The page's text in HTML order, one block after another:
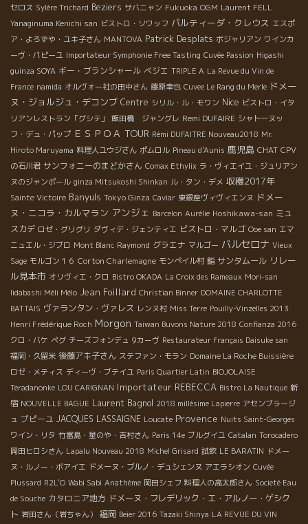
セロス Sylère Trichard Beziers サバニャン Fukuoka OGM Laurent FELL
Yanaginuma Kenichi san ビストロ・ソワッフ パルティーダ・クレウス エスポ
ア・よろずや・ユキ子さん MANTOVA Patrick Desplats ボジャリアン ワインカ
ーヴ・パピーユ Importateur Symphonie Free Tasting Cuvée Passion Higashi
guinza SOYA ギー・ブランシャール ベジエ TRIPLE A La Revue du Vin de
France namida オルヴォー社の田中さん 藤原幸也 Cuvee Le Rang du Merle ドメー
ヌ・ジョルジュ・デコンブ Centre シリル・ル・モワン Nice ビストロ・イタ
リアンレストラン「グシテ」
飯田橋 ジャングレ Remi DUFAIRE シャトーヌッ
フ・デュ・パップ ＥＳＰＯＡ TOUR Rémi DUFAITRE Nouveau2018 Mr.
Hiroto Maruyama 料理人ユウジさん ポムロル Pineau d'Aunis 鹿児島 CHAT CPV
の石川君 サンフォニーのまどかさん Comax Ethylix ラ・ヴィエイユ・ジュリアン
ヌのジャンポール ginza Mitsukoshi Shinkan ル・タン・デメ 収穫2017年
Sainte Victoire Banyuls Tokyo Ginza Caviar 東銀座ヴィヴィエンヌ ドメー
ヌ・ニコラ・カルマラン アンジェ Barcelon Aurélie Hoshikawa-san ミュ
スカデ ロゼ・グリグリ ダヴィデ・ジェンティエ ビストロ・マルゴ Ooe san エマ
ニュエル・ジブロ Mont Blanc Raymond グラエナ マルゴー バルセロナ Vieux
Sage モルゴン１６ Corton Charlemagne モンペイル村 鮨 サンタムール リレー
ル見本市 オリヴィエ・クロ Bistro OKADA La Croix des Rameaux Mori-san
Iidabashi Méli Mélo Jean Foillard Christian Binner DOMAINE CHARLOTTE
BATTAIS ヴァランタン・ヴァレス レンヌ村 Miss Terre Pouilly-Vinzelles 2013
Henri Frédérique Roch Morgon Taiwan Buvons Nature 2018 Confianza 2016
クロ・バケ ペグ チーズフォンデュ 9カーヴ Restaurateur français Daisuke san
福岡・久留米 後藤アキ子さん ステファン・モラン Domaine La Roche Buissière
ロゼ・メティス ディーヴ・ブテイユ Paris Quartier Latin BIOJOLAISE
Teradanonke LOU CARIGNAN Importateur REBECCA Bistro La Nautique 新
宿 NOUVELLE BAGUE Laurent Bagnol 2018 millésime Lapierre アセンブラージ
ュ プピーユ JACQUES LASSAIGNE Loucate Provence Nuits Saint-Georges
ワイン・リタ 竹富島・星のや・吉村さん Paris 14e ブルグイユ Catalan Torocadero
岡田ヒロシさん Lapalu Nouveau 2018 Michel Grisard 試飲 LE BARATIN ドメー
ヌ・ルノー・ボアイエ ドメーヌ・ブルノ・デュシェンヌ アエラシオン Cuvée
Plussard R2L'O Wabi Sabi Anathème 岡田シェフ 料理人の高太郎さん Societé Eau
de Souche カタロニア地方 ドメーヌ・フレデリック・エ・アルノー・ゲシク
ト 岩田さん（岩ちゃん） 福岡 Beier 2016 Tazaki Shinya LA REVUE DU VIN